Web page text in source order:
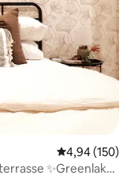
Évaluation
4,94 (150)
✨Greenlake